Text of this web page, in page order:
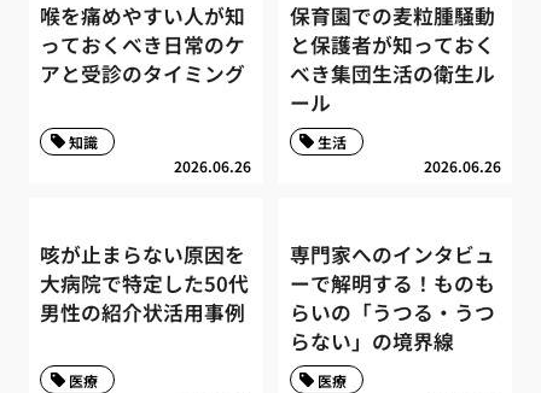
喉を痛めやすい人が知
っておくべき日常のケ
アと受診のタイミング
2026.06.26
知識
保育園での麦粒腫騒動
と保護者が知っておく
べき集団生活の衛生ル
ール
2026.06.26
生活
咳が止まらない原因を
大病院で特定した50代
男性の紹介状活用事例
医療
専門家へのインタビュ
ーで解明する！ものも
らいの「うつる・うつ
らない」の境界線
医療